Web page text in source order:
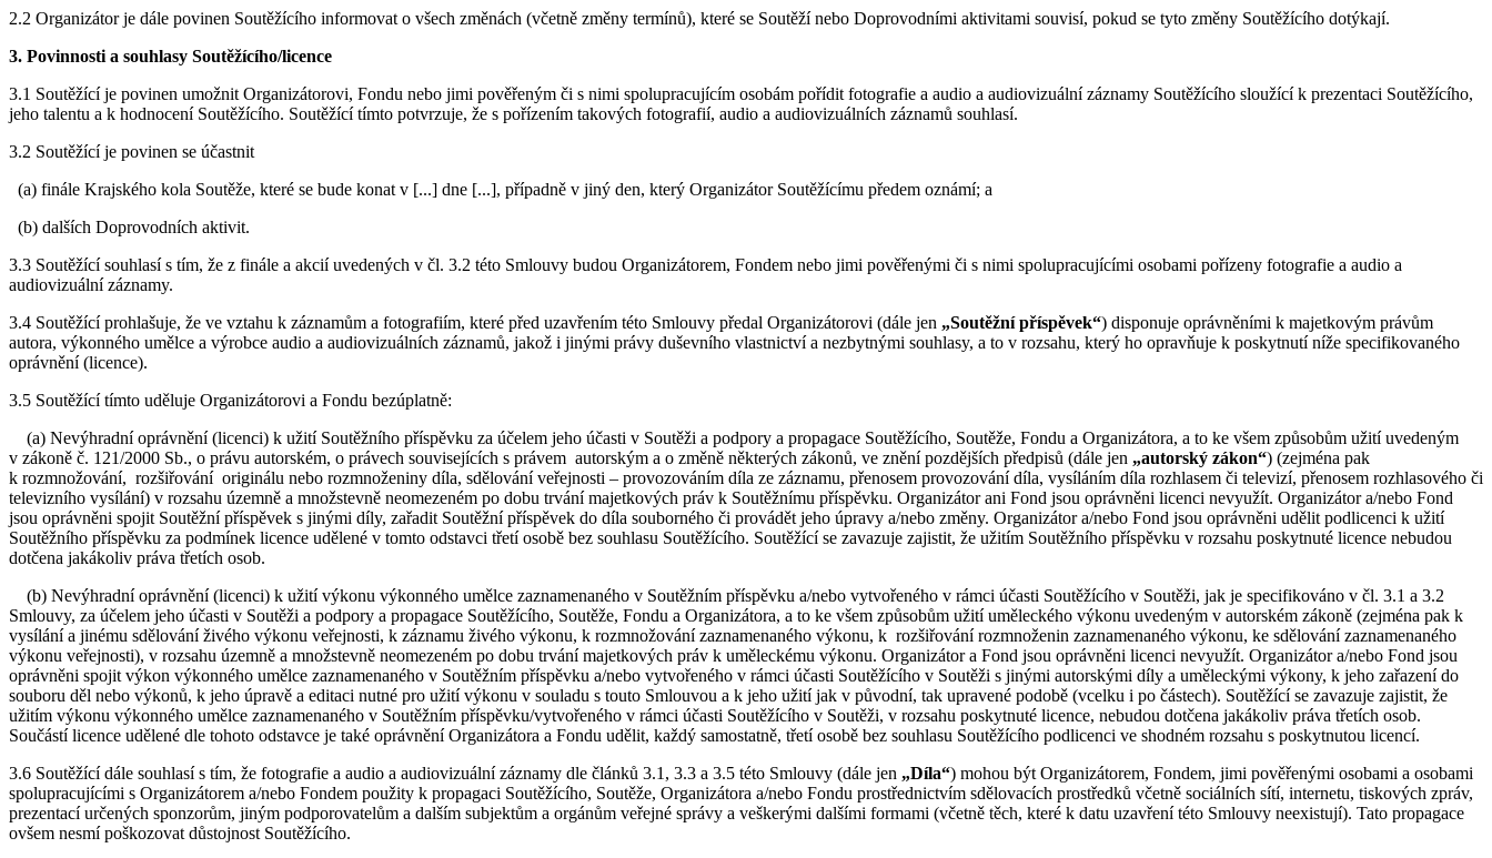
2.2 Organizátor je dále povinen Soutěžícího informovat o všech změnách (včetně změny termínů), které se Soutěží nebo Doprovodními aktivitami souvisí, pokud se tyto změny Soutěžícího dotýkají.
3. Povinnosti a souhlasy Soutěžícího/licence
3.1 Soutěžící je povinen umožnit Organizátorovi, Fondu nebo jimi pověřeným či s nimi spolupracujícím osobám pořídit fotografie a audio a audiovizuální záznamy Soutěžícího sloužící k prezentaci Soutěžícího,
jeho talentu a k hodnocení Soutěžícího. Soutěžící tímto potvrzuje, že s pořízením takových fotografií, audio a audiovizuálních záznamů souhlasí.
3.2 Soutěžící je povinen se účastnit
(a) finále Krajského kola Soutěže, které se bude konat v [...] dne [...], případně v jiný den, který Organizátor Soutěžícímu předem oznámí; a
(b) dalších Doprovodních aktivit.
3.3 Soutěžící souhlasí s tím, že z finále a akcií uvedených v čl. 3.2 této Smlouvy budou Organizátorem, Fondem nebo jimi pověřenými či s nimi spolupracujícími osobami pořízeny fotografie a audio a
audiovizuální záznamy.
3.4 Soutěžící prohlašuje, že ve vztahu k záznamům a fotografiím, které před uzavřením této Smlouvy předal Organizátorovi (dále jen „Soutěžní příspěvek“) disponuje oprávněními k majetkovým právům
autora, výkonného umělce a výrobce audio a audiovizuálních záznamů, jakož i jinými právy duševního vlastnictví a nezbytnými souhlasy, a to v rozsahu, který ho opravňuje k poskytnutí níže specifikovaného
oprávnění (licence).
3.5 Soutěžící tímto uděluje Organizátorovi a Fondu bezúplatně:
(a) Nevýhradní oprávnění (licenci) k užití Soutěžního příspěvku za účelem jeho účasti v Soutěži a podpory a propagace Soutěžícího, Soutěže, Fondu a Organizátora, a to ke všem způsobům užití uvedeným
v zákoně č. 121/2000 Sb., o právu autorském, o právech souvisejících s právem autorským a o změně některých zákonů, ve znění pozdějších předpisů (dále jen „autorský zákon“) (zejména pak
k rozmnožování, rozšiřování originálu nebo rozmnoženiny díla, sdělování veřejnosti – provozováním díla ze záznamu, přenosem provozování díla, vysíláním díla rozhlasem či televizí, přenosem rozhlasového či
televizního vysílání) v rozsahu územně a množstevně neomezeném po dobu trvání majetkových práv k Soutěžnímu příspěvku. Organizátor ani Fond jsou oprávněni licenci nevyužít. Organizátor a/nebo Fond
jsou oprávněni spojit Soutěžní příspěvek s jinými díly, zařadit Soutěžní příspěvek do díla souborného či provádět jeho úpravy a/nebo změny. Organizátor a/nebo Fond jsou oprávněni udělit podlicenci k užití
Soutěžního příspěvku za podmínek licence udělené v tomto odstavci třetí osobě bez souhlasu Soutěžícího. Soutěžící se zavazuje zajistit, že užitím Soutěžního příspěvku v rozsahu poskytnuté licence nebudou
dotčena jakákoliv práva třetích osob.
(b) Nevýhradní oprávnění (licenci) k užití výkonu výkonného umělce zaznamenaného v Soutěžním příspěvku a/nebo vytvořeného v rámci účasti Soutěžícího v Soutěži, jak je specifikováno v čl. 3.1 a 3.2
Smlouvy, za účelem jeho účasti v Soutěži a podpory a propagace Soutěžícího, Soutěže, Fondu a Organizátora, a to ke všem způsobům užití uměleckého výkonu uvedeným v autorském zákoně (zejména pak k
vysílání a jinému sdělování živého výkonu veřejnosti, k záznamu živého výkonu, k rozmnožování zaznamenaného výkonu, k rozšiřování rozmnoženin zaznamenaného výkonu, ke sdělování zaznamenaného
výkonu veřejnosti), v rozsahu územně a množstevně neomezeném po dobu trvání majetkových práv k uměleckému výkonu. Organizátor a Fond jsou oprávněni licenci nevyužít. Organizátor a/nebo Fond jsou
oprávněni spojit výkon výkonného umělce zaznamenaného v Soutěžním příspěvku a/nebo vytvořeného v rámci účasti Soutěžícího v Soutěži s jinými autorskými díly a uměleckými výkony, k jeho zařazení do
souboru děl nebo výkonů, k jeho úpravě a editaci nutné pro užití výkonu v souladu s touto Smlouvou a k jeho užití jak v původní, tak upravené podobě (vcelku i po částech). Soutěžící se zavazuje zajistit, že
užitím výkonu výkonného umělce zaznamenaného v Soutěžním příspěvku/vytvořeného v rámci účasti Soutěžícího v Soutěži, v rozsahu poskytnuté licence, nebudou dotčena jakákoliv práva třetích osob.
Součástí licence udělené dle tohoto odstavce je také oprávnění Organizátora a Fondu udělit, každý samostatně, třetí osobě bez souhlasu Soutěžícího podlicenci ve shodném rozsahu s poskytnutou licencí.
3.6 Soutěžící dále souhlasí s tím, že fotografie a audio a audiovizuální záznamy dle článků 3.1, 3.3 a 3.5 této Smlouvy (dále jen „Díla“) mohou být Organizátorem, Fondem, jimi pověřenými osobami a osobami
spolupracujícími s Organizátorem a/nebo Fondem použity k propagaci Soutěžícího, Soutěže, Organizátora a/nebo Fondu prostřednictvím sdělovacích prostředků včetně sociálních sítí, internetu, tiskových zpráv,
prezentací určených sponzorům, jiným podporovatelům a dalším subjektům a orgánům veřejné správy a veškerými dalšími formami (včetně těch, které k datu uzavření této Smlouvy neexistují). Tato propagace
ovšem nesmí poškozovat důstojnost Soutěžícího.